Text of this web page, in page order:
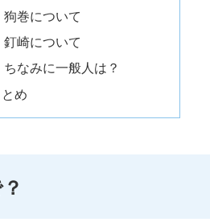
狗巻について
釘崎について
ちなみに一般人は？
め